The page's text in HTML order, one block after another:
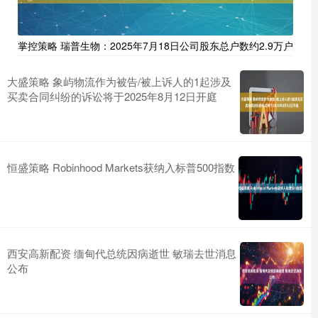
掌控策略 瑞普生物：2025年7月18日公司股东总户数约2.9万户
大盛策略 象屿物流作为被告/被上诉人的1起涉及
买卖合同纠纷的诉讼将于2025年8月12日开庭
恒盛策略 Robinhood Markets获纳入标普500指数
西安高新配资 缅甸代总统因病逝世 敏瑞去世消息
公布